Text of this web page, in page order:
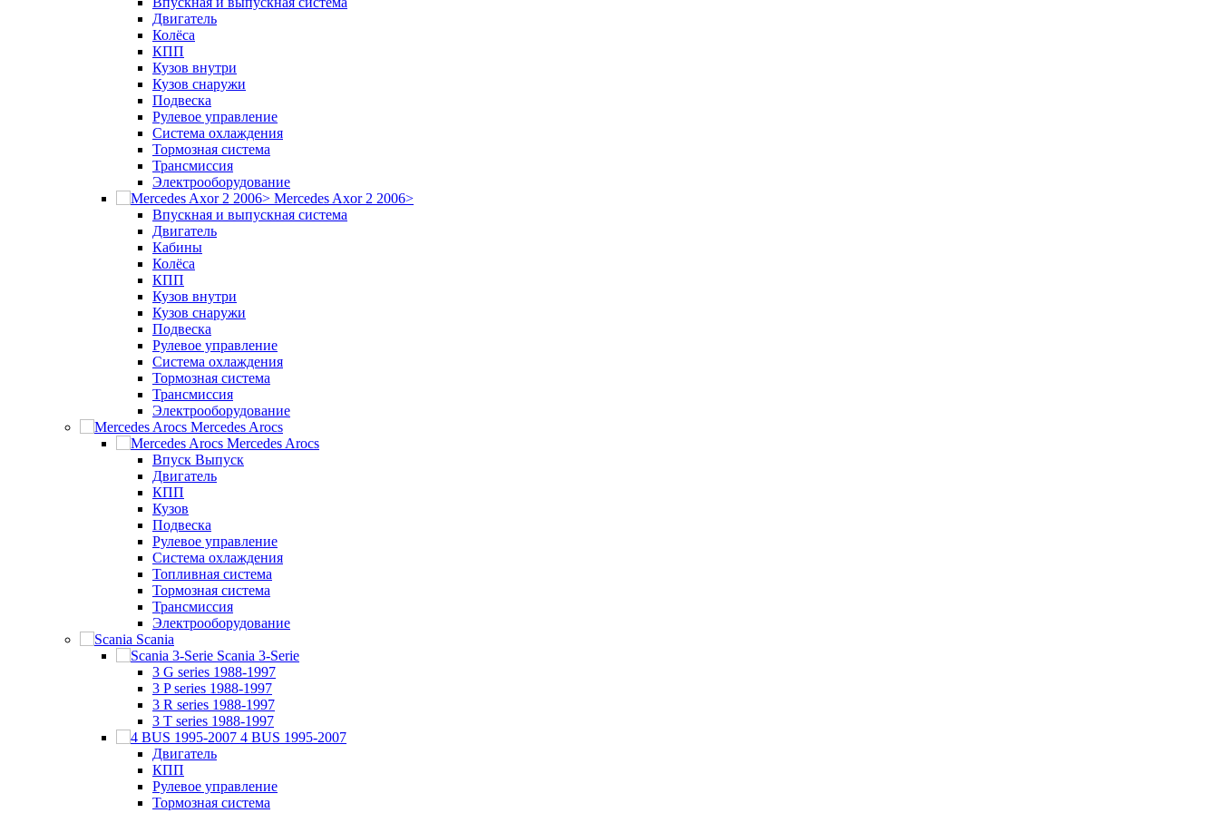
Двигатель
Колёса
КПП
Кузов внутри
Кузов снаружи
Подвеска
Рулевое управление
Система охлаждения
Тормозная система
Трансмиссия
Электрооборудование
Mercedes Axor 2 2006>
Впускная и выпускная система
Двигатель
Кабины
Колёса
КПП
Кузов внутри
Кузов снаружи
Подвеска
Рулевое управление
Система охлаждения
Тормозная система
Трансмиссия
Электрооборудование
Mercedes Arocs
Mercedes Arocs
Впуск Выпуск
Двигатель
КПП
Кузов
Подвеска
Рулевое управление
Система охлаждения
Топливная система
Тормозная система
Трансмиссия
Электрооборудование
Scania
Scania 3-Serie
3 G series 1988-1997
3 P series 1988-1997
3 R series 1988-1997
3 T series 1988-1997
4 BUS 1995-2007
Двигатель
КПП
Рулевое управление
Тормозная система